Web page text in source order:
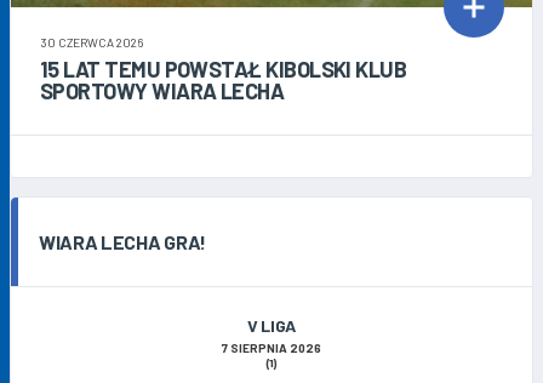
30 CZERWCA 2026
15 LAT TEMU POWSTAŁ KIBOLSKI KLUB
SPORTOWY WIARA LECHA
WIARA LECHA GRA!
V LIGA
7 SIERPNIA 2026
(1)